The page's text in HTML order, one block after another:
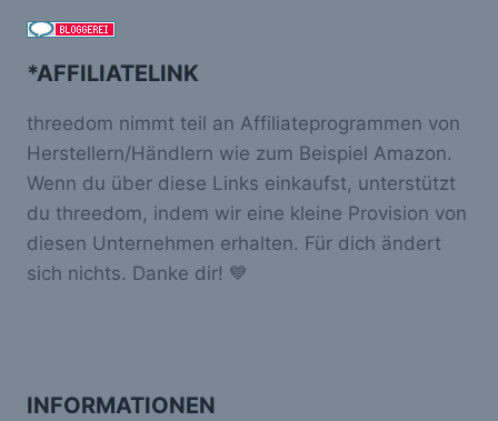
*AFFILIATELINK
threedom nimmt teil an Affiliateprogrammen von
Herstellern/Händlern wie zum Beispiel Amazon.
Wenn du über diese Links einkaufst, unterstützt
du threedom, indem wir eine kleine Provision von
diesen Unternehmen erhalten. Für dich ändert
sich nichts. Danke dir! 💙
INFORMATIONEN